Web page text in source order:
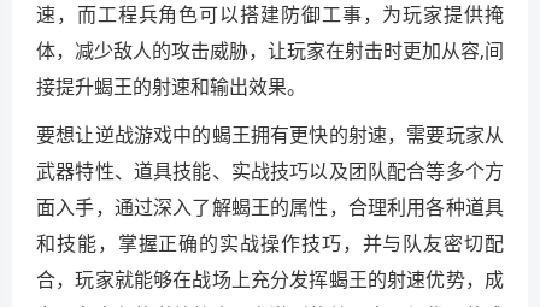
速，而工程兵角色可以搭建防御工事，为玩家提供掩
体，减少敌人的攻击威胁，让玩家在射击时更加从容,间
接提升蝎王的射速和输出效果。
要想让逆战游戏中的蝎王拥有更快的射速，需要玩家从
武器特性、道具技能、实战技巧以及团队配合等多个方
面入手，通过深入了解蝎王的属性，合理利用各种道具
和技能，掌握正确的实战操作技巧，并与队友密切配
合，玩家就能够在战场上充分发挥蝎王的射速优势，成